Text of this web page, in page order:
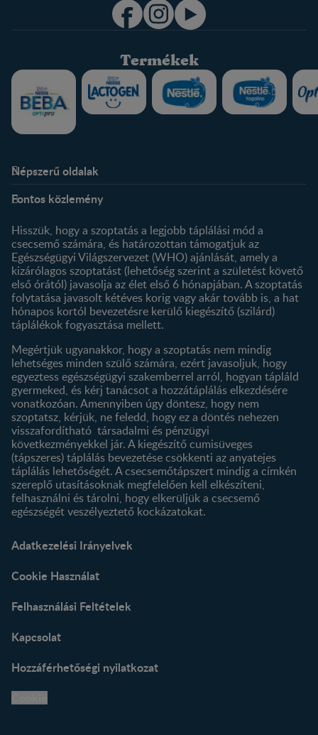
Termékek
Népszerű oldalak
Kapcsolat
Történetünk
Profilom
Termékeink
Termék kereső
Fontos közlemény
Hisszük, hogy a szoptatás a legjobb táplálási mód a
csecsemő számára, és határozottan támogatjuk az
Egészségügyi Világszervezet (WHO) ajánlását, amely a
kizárólagos szoptatást (lehetőség szerint a születést követő
első órától) javasolja az élet első 6 hónapjában. A szoptatás
folytatása javasolt kétéves korig vagy akár tovább is, a hat
hónapos kortól bevezetésre kerülő kiegészítő (szilárd)
táplálékok fogyasztása mellett.
Megértjük ugyanakkor, hogy a szoptatás nem mindig
lehetséges minden szülő számára, ezért javasoljuk, hogy
egyeztess egészségügyi szakemberrel arról, hogyan tápláld
gyermeked, és kérj tanácsot a hozzátáplálás elkezdésére
vonatkozóan. Amennyiben úgy döntesz, hogy nem
szoptatsz, kérjük, ne feledd, hogy ez a döntés nehezen
visszafordítható társadalmi és pénzügyi
következményekkel jár. A kiegészítő cumisüveges
(tápszeres) táplálás bevezetése csökkenti az anyatejes
táplálás lehetőségét. A csecsemőtápszert mindig a címkén
szereplő utasításoknak megfelelően kell elkészíteni,
felhasználni és tárolni, hogy elkerüljük a csecsemő
egészségét veszélyeztető kockázatokat.
Adatkezelési Irányelvek
Cookie Használat
Felhasználási Feltételek
Kapcsolat
Hozzáférhetőségi nyilatkozat